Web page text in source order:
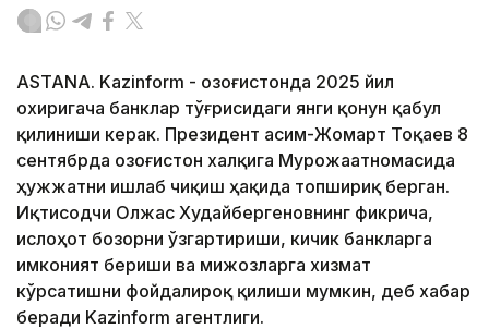
ASTANA. Kazinform - Қозоғистонда 2025 йил
охиригача банклар тўғрисидаги янги қонун қабул
қилиниши керак. Президент Қасим-Жомарт Тоқаев 8
сентябрда Қозоғистон халқига Мурожаатномасида
ҳужжатни ишлаб чиқиш ҳақида топшириқ берган.
Иқтисодчи Олжас Худайбергеновнинг фикрича,
ислоҳот бозорни ўзгартириши, кичик банкларга
имконият бериши ва мижозларга хизмат
кўрсатишни фойдалироқ қилиши мумкин, деб хабар
беради Kazinform агентлиги.